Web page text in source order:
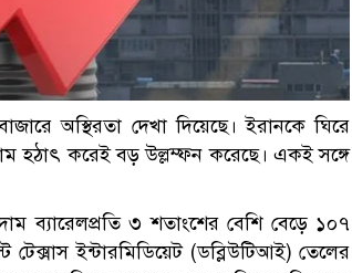
অস্থিরতা দেখা দিয়েছে। ইরানকে ঘিরে
হঠাৎ করেই বড় উল্লম্ফন করেছে। একই সঙ্গে
ব্যারেলপ্রতি ৩ শতাংশের বেশি বেড়ে ১০৭
ইন্টারমিডিয়েট (ডব্লিউটিআই) তেলের